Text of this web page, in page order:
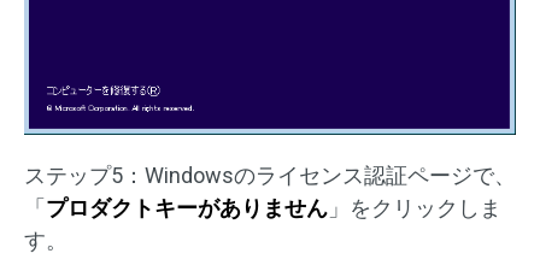
ステップ5：Windowsのライセンス認証ページで、
「プロダクトキーがありません 」をクリックしま
す。